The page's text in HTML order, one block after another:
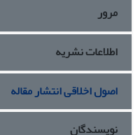
مرور
اطلاعات نشریه
اصول اخلاقی انتشار مقاله
نویسندگان